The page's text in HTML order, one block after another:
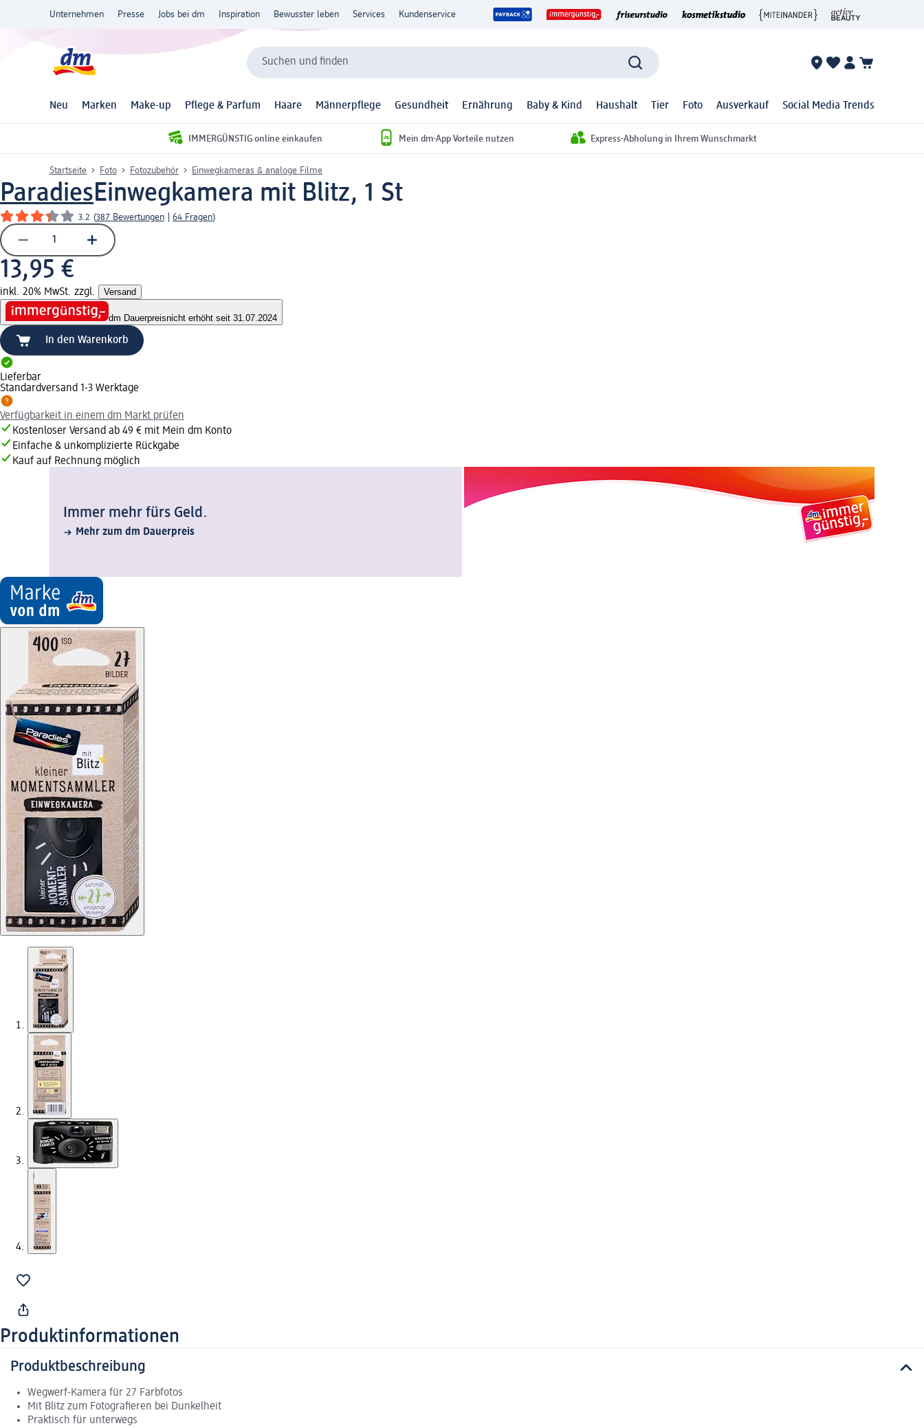
Unternehmen Presse Jobs bei dm Inspiration Bewusster leben Services Kundenservice
Suchen und finden
Neu Marken Make-up Pflege & Parfum Haare Männerpflege Gesundheit Ernährung Baby & Kind Haushalt Tier Foto Ausverkauf Social Media Trends
IMMERGÜNSTIG online einkaufen Mein dm-App Vorteile nutzen Express-Abholung in Ihrem Wunschmarkt
Startseite Foto Fotozubehör Einwegkameras & analoge Filme
ParadiesEinwegkamera mit Blitz, 1 St
3.2 (387 Bewertungen 64 Fragen)
13,95 €
inkl. 20% MwSt. zzgl. Versand
dm Dauerpreisnicht erhöht seit 31.07.2024
In den Warenkorb
Lieferbar
Standardversand 1-3 Werktage
Verfügbarkeit in einem dm Markt prüfen
Kostenloser Versand ab 49 € mit Mein dm Konto
Einfache & unkomplizierte Rückgabe
Kauf auf Rechnung möglich
Immer mehr fürs Geld.
Mehr zum dm Dauerpreis
Produktinformationen
Produktbeschreibung
Wegwerf-Kamera für 27 Farbfotos
Mit Blitz zum Fotografieren bei Dunkelheit
Praktisch für unterwegs